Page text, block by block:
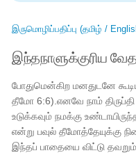
இருமொழிப்பதிப்பு (தமிழ் /
இந்தநாளுக்குரிய
போதுமென்கிற மனதுடனே
தீமோ 6:6).எனவே நாம்
உடுக்கவும் நமக்கு
என்று பவுல் தீமோத்தேயுக்கு
இந்தப் பாதையை விட்டு